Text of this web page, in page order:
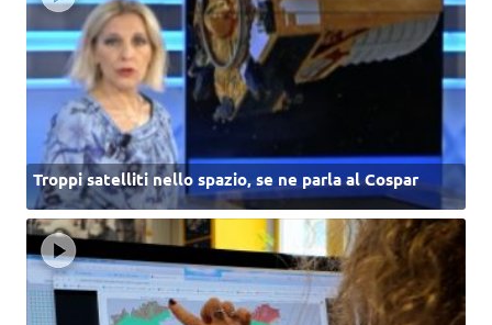
Troppi satelliti nello spazio, se ne parla al Cospar